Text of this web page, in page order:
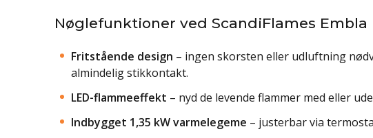
Nøglefunktioner ved ScandiFlames Embla
Fritstående design – ingen skorsten eller udluftning
almindelig stikkontakt.
LED-flammeeffekt – nyd de levende flammer med eller
Indbygget 1,35 kW varmelegeme – justerbar via